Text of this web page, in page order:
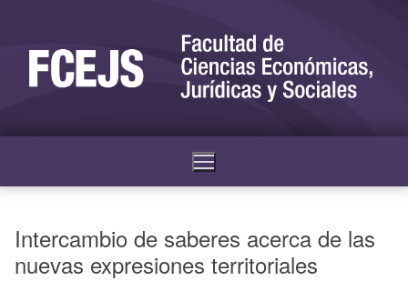
Intercambio de saberes acerca de las
nuevas expresiones territoriales